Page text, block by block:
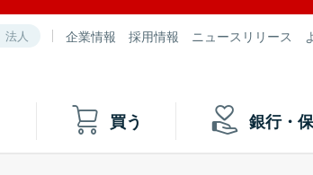
法人 企業情報 採用情報 ニュースリリース
買う 銀行・